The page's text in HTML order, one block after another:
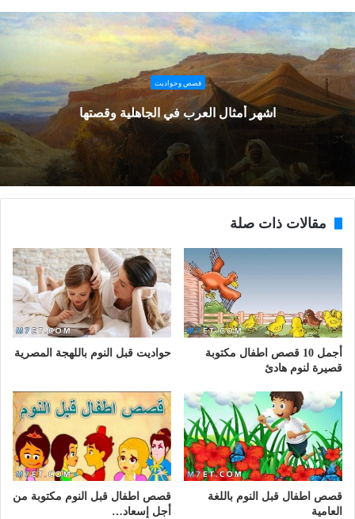
قصص وحواديت
اشهر أمثال العرب في الجاهلية وقصتها
مقالات ذات صلة
أجمل 10 قصص اطفال مكتوبة
قصيرة لنوم هادئ
حواديت قبل النوم باللهجة المصرية
قصص اطفال قبل النوم باللغة
العامية
قصص اطفال قبل النوم مكتوبة من
أجل إسعاد…